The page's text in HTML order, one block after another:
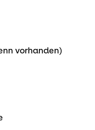
vorhanden)